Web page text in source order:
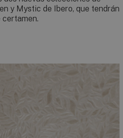
y Mystic de Ibero, que tendrán